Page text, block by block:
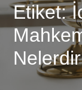
Etiket:
Nelerdir